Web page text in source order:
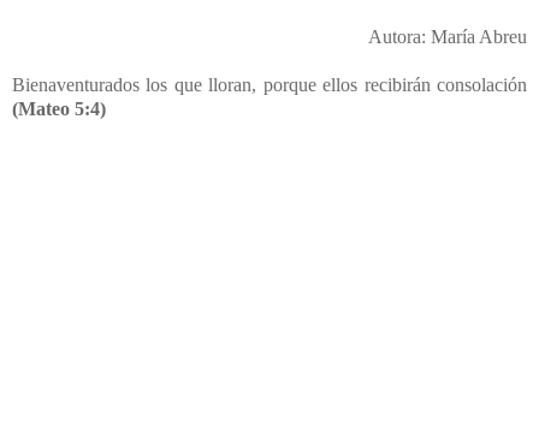
Autora: María Abreu
Bienaventurados los que lloran, porque ellos recibirán consolación
(Mateo 5:4)